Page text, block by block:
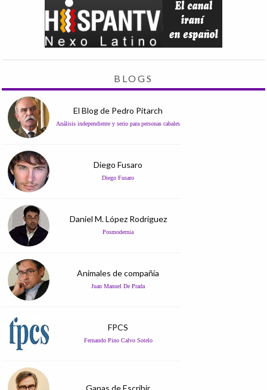
BLOGS
El Blog de Pedro Pitarch
Análisis independiente y serio para personas cabales
Diego Fusaro
Diego Fusaro
Daniel M. López Rodríguez
Posmodernia
Animales de compañía
Juan Manuel De Prada
FPCS
Fernando Pino Calvo Sotelo
Ganas de Escribir